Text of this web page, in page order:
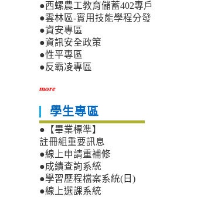
●西螺農工教育儲蓄402專戶
●雲林區-實用技能學程分發
●資安專區
●資訊安全政策
●性平專區
●反霸凌專區
more
學生專區
●【畢業標準】
註冊組重要訊息
●線上申請重補修
●成績查詢系統
●學習歷程檔案系統(日)
●線上選課系統